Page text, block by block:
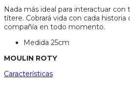
Nada más ideal para interactuar
títere. Cobrará vida con cada historia
compañía en todo momento.
Medida 25cm
MOULIN ROTY
Características